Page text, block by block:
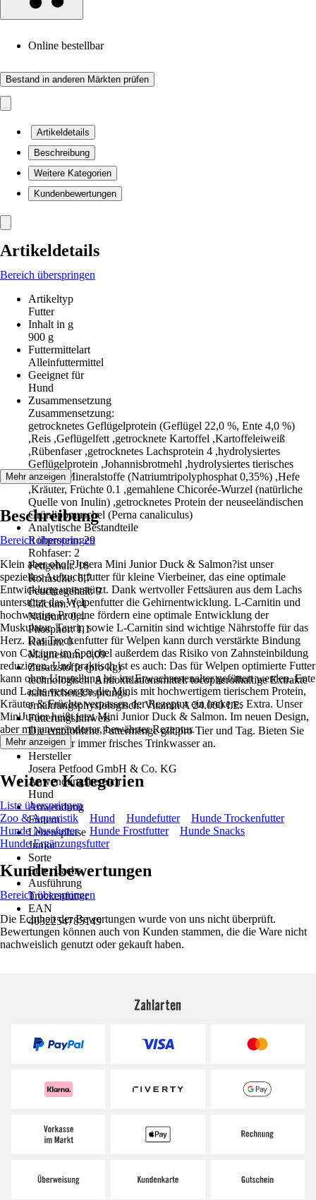
Online bestellbar
Bestand in anderen Märkten prüfen
Artikeldetails
Beschreibung
Weitere Kategorien
Kundenbewertungen
Artikeldetails
Bereich überspringen
Artikeltyp
Futter
Inhalt in g
900 g
Futtermittelart
Alleinfuttermittel
Geeignet für
Hund
Zusammensetzung
Zusammensetzung:
getrocknetes Geflügelprotein (Geflügel 22,0 %, Ente 4,0 %)
,Reis ,Geflügelfett ,getrocknete Kartoffel ,Kartoffeleiweiß
,Rübenfaser ,getrocknetes Lachsprotein 4 ,hydrolysiertes
Geflügelprotein ,Johannisbrotmehl ,hydrolysiertes tierisches
Protein ,Mineralstoffe (Natriumtripolyphosphat 0,35%) ,Hefe
,Kräuter, Früchte 0.1 ,gemahlene Chicorée-Wurzel (natürliche
Quelle von Inulin) ,getrocknetes Protein der neuseeländischen
Grünlippmuschel (Perna canaliculus)
Analytische Bestandteile
Rohprotein: 29
Rohfaser: 2
Fettgehalt: 18
Rohasche: 6,7
Feuchtegehalt: 9
Calcium: 1,4
Natrium: 0,4
Phosphor: 1,1
Kalium: 0
Magnesium: 0,09
Zusatzstoffe (pro kg)
technologisch: Antioxidationsmittel: tocopherolhaltige Extrakte
natürlichen Ursprungs.
ernährungsphysiologisch: Vitamin A 24.000 I.E.
Fütterungshinweis
Die empfohlene Futtermenge gilt pro Tier und Tag. Bieten Sie
Ihrem Tier immer frisches Trinkwasser an.
Hersteller
Josera Petfood GmbH & Co. KG
Anwendungsbereich
Hund
Anwendung
Füttern
Lebensphase
Junior
Sorte
Ente, Lachs
Ausführung
Trockenfutter
EAN
4032254785149
Mehr anzeigen
Beschreibung
Bereich überspringen
Klein aber oho!?Josera Mini Junior Duck & Salmon?ist unser
spezielles Aufzuchtfutter für kleine Vierbeiner, das eine optimale
Entwicklung unterstützt. Dank wertvoller Fettsäuren aus dem Lachs
unterstützt das Welpenfutter die Gehirnentwicklung. L-Carnitin und
hochwertige Proteine fördern eine optimale Entwicklung der
Muskulatur. Taurin sowie L-Carnitin sind wichtige Nährstoffe für das
Herz. Das Trockenfutter für Welpen kann durch verstärkte Bindung
von Calcium im Speichel außerdem das Risiko von Zahnsteinbildung
reduzieren. Und praktisch ist es auch: Das für Welpen optimierte Futter
kann ohne Umstellung bis ins Erwachsenenalter gefüttert werden. Ente
und Lachs versorgen die Minis mit hochwertigem tierischem Protein,
Kräuter & Früchte verpassen der Rezeptur ein leckeres Extra. Unser
MiniJunior heißt jetzt Mini Junior Duck & Salmon. Im neuen Design,
aber mit unveränderter, bewährter Rezeptur.
Mehr anzeigen
Weitere Kategorien
Liste überspringen
Zoo & Aquaristik
Hund Hundefutter
Hunde Trockenfutter
Hunde Nassfutter
Hunde Frostfutter
Hunde Snacks
Hunde Ergänzungsfutter
Kundenbewertungen
Bereich überspringen
Die Echtheit der Bewertungen wurde von uns nicht überprüft.
Bewertungen können auch von Kunden stammen, die die Ware nicht
nachweislich genutzt oder gekauft haben.
Zahlarten